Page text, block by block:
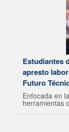
Estudiantes
apresto
Futuro
Enfocada en
herramientas